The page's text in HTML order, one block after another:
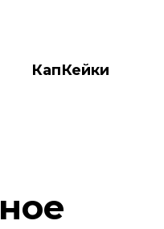
КапКейки